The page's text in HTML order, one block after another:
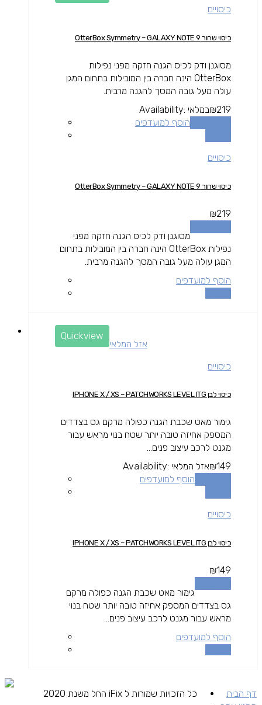
כיסויים
כיסוי שחור OtterBox Symmetry – GALAXY NOTE 9
מסוגנן ודק לכיס הגנה חזקה מפני נפילות
OtterBox הינה חברה בין המובילות בתחום המגן
עולה מעל גובה המסך להגנה מרבית.
₪219
Availability: במלאי
הוסף למועדפים
כיסויים
כיסוי שחור OtterBox Symmetry – GALAXY NOTE 9
₪219
מסוגנן ודק לכיס הגנה חזקה מפני
נפילות OtterBox הינה חברה בין המובילות בתחום
המגן עולה מעל גובה המסך להגנה מרבית.
הוסף למועדפים
Quickview
אזל המלאי
כיסויים
כיסוי לבן IPHONE X / XS – PATCHWORKS LEVEL ITG
גימור מאט שכבת הגנה כפולה מרקם גס בצדדים
המספק אחיזה טובה יותר שטח בנוי מראש עבור
מגנט לרכב עיצוב פנים...
₪149
Availability: אזל המלאי
הוסף למועדפים
כיסויים
כיסוי לבן IPHONE X / XS – PATCHWORKS LEVEL ITG
₪149
גימור מאט שכבת הגנה כפולה מרקם
גס בצדדים המספק אחיזה טובה יותר שטח בנוי
מראש עבור מגנט לרכב עיצוב פנים...
הוסף למועדפים
דף הבית
כל הזכויות שמורות ל iFix החל משנת 2020